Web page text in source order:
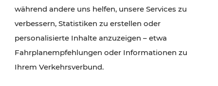
Angeboten des VOR gut und schnell erreichbar.
während andere uns helfen, unsere Services zu
verbessern, Statistiken zu erstellen oder
personalisierte Inhalte anzuzeigen – etwa
Fahrplanempfehlungen oder Informationen zu
Ihrem Verkehrsverbund.